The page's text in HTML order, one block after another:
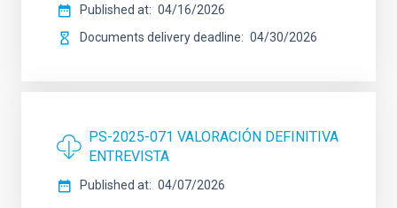
Published at
04/16/2026
Documents delivery deadline
04/30/2026
PS-2025-071 VALORACIÓN DEFINITIVA
ENTREVISTA
Published at 04/07/2026